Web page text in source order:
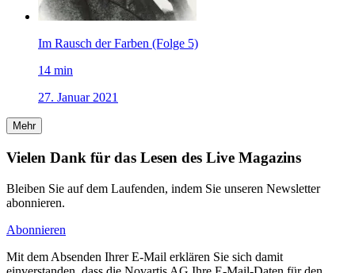
Im Rausch der Farben (Folge 5)
14 min
27. Januar 2021
Mehr
Vielen Dank für das Lesen des Live Magazins
Bleiben Sie auf dem Laufenden, indem Sie unseren Newsletter
abonnieren.
Abonnieren
Mit dem Absenden Ihrer E-Mail erklären Sie sich damit